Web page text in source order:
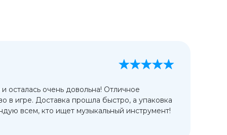
осталась очень довольна! Отличное
в игре. Доставка прошла быстро, а упаковка
всем, кто ищет музыкальный инструмент!